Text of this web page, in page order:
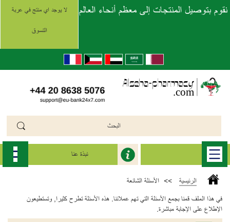
لا يوجد اي منتج في عربة
التسوق
نقوم بتوصيل المنتجات إلى معظم أنحاء العالم
نبذة عنا
الرئيسية >> الأسئلة الشائعة
في هذا الملف قمنا بجمع الأسئلة التي تهم عملائنا. هذه الأسئلة تطرح كثيرا, وتستطيعون
الإطلاع على الإجابة مباشرة.